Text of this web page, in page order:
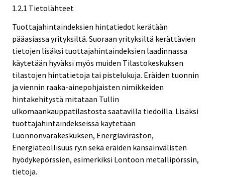
1.2.1 Tietolähteet
Tuottajahintaindeksien hintatiedot kerätään
pääasiassa yrityksiltä. Suoraan yrityksiltä kerättävien
tietojen lisäksi tuottajahintaindeksien laadinnassa
käytetään hyväksi myös muiden Tilastokeskuksen
tilastojen hintatietoja tai pistelukuja. Eräiden tuonnin
ja viennin raaka-ainepohjaisten nimikkeiden
hintakehitystä mitataan Tullin
ulkomaankauppatilastosta saatavilla tiedoilla. Lisäksi
tuottajahintaindekseissä käytetään
Luonnonvarakeskuksen, Energiaviraston,
Energiateollisuus ry:n sekä eräiden kansainvälisten
hyödykepörssien, esimerkiksi Lontoon metallipörssin,
tietoja.